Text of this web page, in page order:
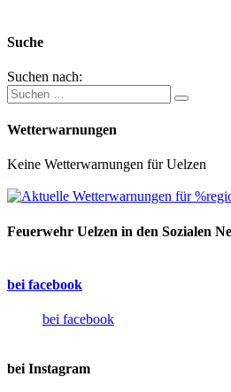
Suche
Suchen nach:
Wetterwarnungen
Keine Wetterwarnungen für Uelzen
Feuerwehr Uelzen in den Sozialen
bei facebook
bei facebook
bei Instagram